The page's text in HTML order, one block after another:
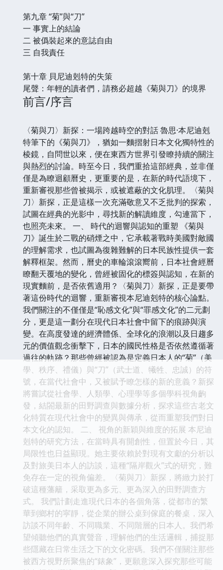
第九章 “菊”與“刀”
一 事實上的結論
二 被僞裝起來的意誌自由
三 自我責任
第十章 貝尼迪剋特的失策
尾聲：年輕的讀者們，請務必超越《菊與刀》的境界
前言/序言
〈菊與刀〉新探：一場跨越時空的對話 魯思·本尼迪剋
特筆下的《菊與刀》，猶如一麵摺射日本文化獨特性的
棱鏡，自問世以來，便在東西方世界引發瞭持續的關注
與熱烈的討論。時至今日，我們重拾這部經典，並非僅
僅是為瞭迴顧曆史，更重要的是，在新的時代語境下，
重新審視那些曾被揭示，或被遮蔽的文化肌理。〈菊與
刀〉新探，正是這樣一次充滿敬意又不乏批判的探索，
試圖在經典的光影中，尋找新的解讀維度，勾連當下，
也照亮未來。 一、 時代的迴響與認知的重塑 《菊與
刀》誕生於二戰的硝煙之中，它承載著戰時美國對敵國
的理解需求，也試圖為復雜難解的日本民族性提供一套
解釋框架。然而，曆史的車輪滾滾嚮前，日本社會經曆
瞭翻天覆地的變化，曾經被固化的標簽與認知，在新的
現實麵前，是否依舊適用？〈菊與刀〉新探，正是要帶
著這份時代的迴響，重新審視本尼迪剋特的核心論點。
我們關注的不僅僅是“恥感文化”與“罪感文化”的二元劃
分，更是這一劃分在現代日本社會中留下的痕跡與演
變。在高度發達的經濟體係、全球化的浪潮以及日趨多
元的價值觀念衝擊下，日本的國民性格是否依然遵循著
過往的軌跡？那些曾經被認為是定義日本人的“菊”（美
學、秩序、禮儀）與“刀”（武士道、犧牲、忠誠）的符
號，在當代社會中，又被賦予瞭怎樣的新的意義？新探
將嘗試從社會學、人類學、心理學等多個學科視角齣
發，結閤最新的田野調查與數據分析，探求這些古老文
化特質在現代社會中的變異與傳承，從而重塑我們對日
本文化的認知。 二、 視角的新穎與維度的拓展 本尼迪
剋特的研究方法，在當時具有開創性，但置於今日，其
局限性也日益顯現。她主要依賴於對現有文獻的分析以
及對旅美日本人的訪談，這種“隔岸觀火”式的研究，難
免存在一定的視角偏差。〈菊與刀〉新探，將緻力於打
破這種藩籬，采取更為多元、更為深入的田野調查方
式。 我們計劃走進現代日本的各個角落，從都市的繁
華到鄉村的寜靜，從企業的辦公桌到傢庭的餐桌，深入
訪談不同年齡、不同職業、不同階層的日本人。我們希
望傾聽他們的真實聲音，理解他們的生活邏輯，捕捉那
些隱藏在日常生活之下的文化密碼。我們不僅關注那些
被西方視野所聚焦的“錶象”，更願意深入探究那些可能